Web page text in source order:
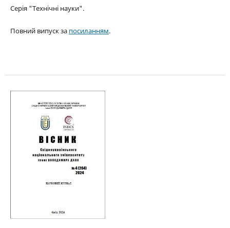
Серія "Технічні науки".
Повний випуск за посиланням.